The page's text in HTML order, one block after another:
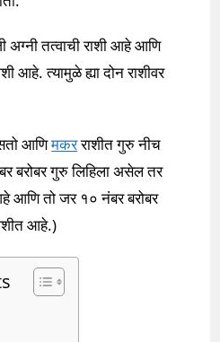
अग्नी तत्वाची राशी आहे आणि
आहे. त्यामुळे ह्या दोन राशीवर
आणिमकरराशीत गुरु नीच
बरोबर गुरु लिहिला असेल तर
आणि तो जर १० नंबर बरोबर
आहे.)